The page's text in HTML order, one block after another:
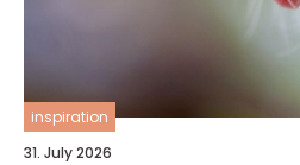
inspiration
31. July 2026